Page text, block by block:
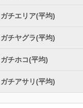
ガチエリア(平均)
ガチヤグラ(平均)
ガチホコ(平均)
ガチアサリ(平均)